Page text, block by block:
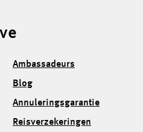
Ambassadeurs
Blog
Annuleringsgarantie
Reisverzekeringen